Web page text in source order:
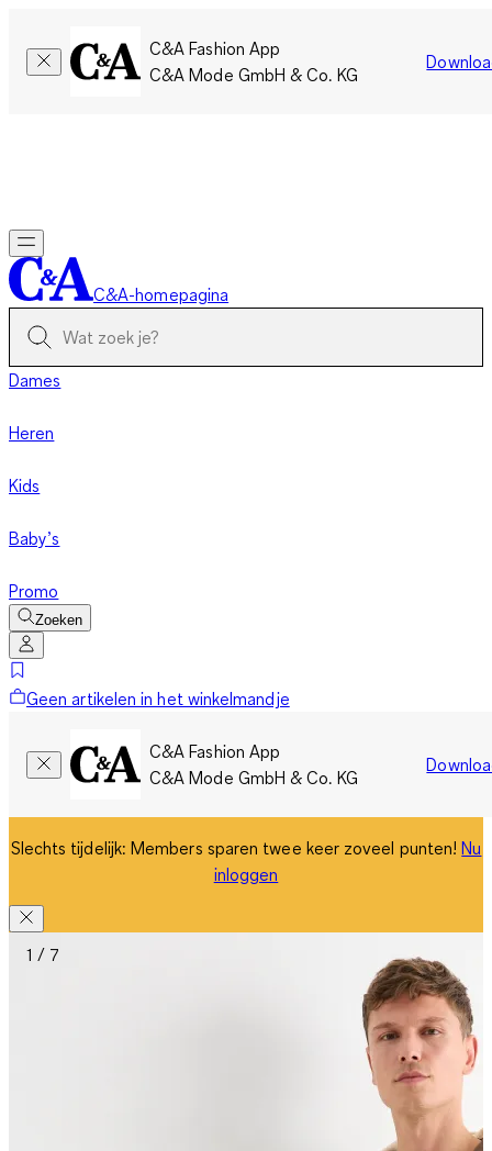
C&A Fashion App
C&A Mode GmbH & Co. KG
C&A-homepagina
Dames
Heren
Kids
Baby’s
Promo
Zoeken
Geen artikelen in het winkelmandje
C&A Fashion App
C&A Mode GmbH & Co. KG
Slechts tijdelijk: Members sparen twee keer zoveel punten!Nu
inloggen
1 / 7